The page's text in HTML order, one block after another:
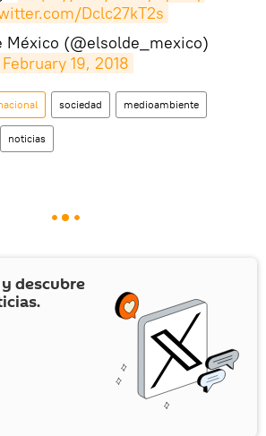
Dclc27kT2s
México (@elsolde_mexico)
February 19, 2018
sociedad medioambiente
noticias
y descubre